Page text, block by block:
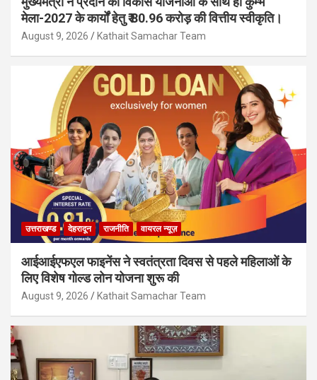
मेला-2027 के कार्यों हेतु ₹ 80.96 करोड़ की वित्तीय स्वीकृति।
August 9, 2026 Kathait Samachar Team
उत्तराखण्ड देहरादून राजनीति वायरल न्यूज़
आईआईएफएल फाइनेंस ने स्वतंत्रता दिवस से पहले महिलाओं के
लिए विशेष गोल्ड लोन योजना शुरू की
August 9, 2026 Kathait Samachar Team